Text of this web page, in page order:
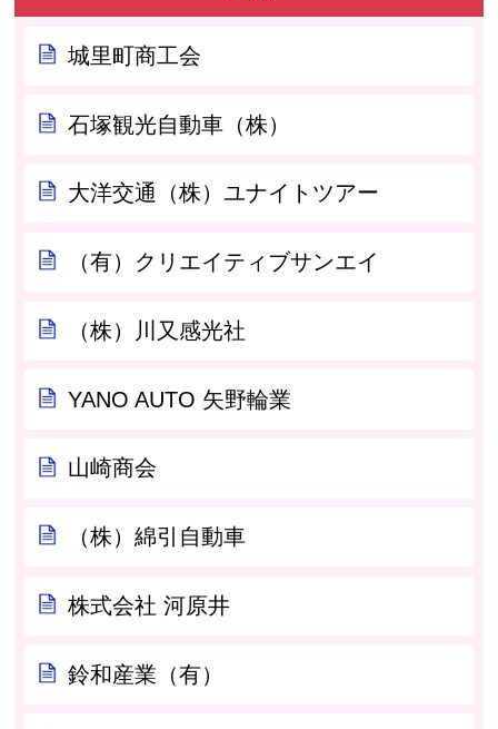
城里町商工会
石塚観光自動車（株）
大洋交通（株）ユナイトツアー
（有）クリエイティブサンエイ
（株）川又感光社
YANO AUTO 矢野輪業
山崎商会
（株）綿引自動車
株式会社 河原井
鈴和産業（有）